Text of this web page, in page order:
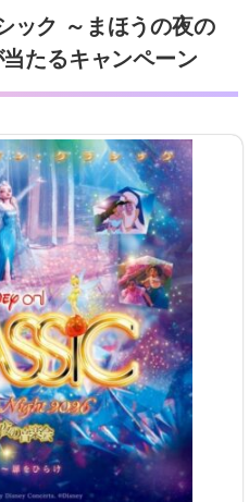
ック ～まほうの夜の
たるキャンペーン